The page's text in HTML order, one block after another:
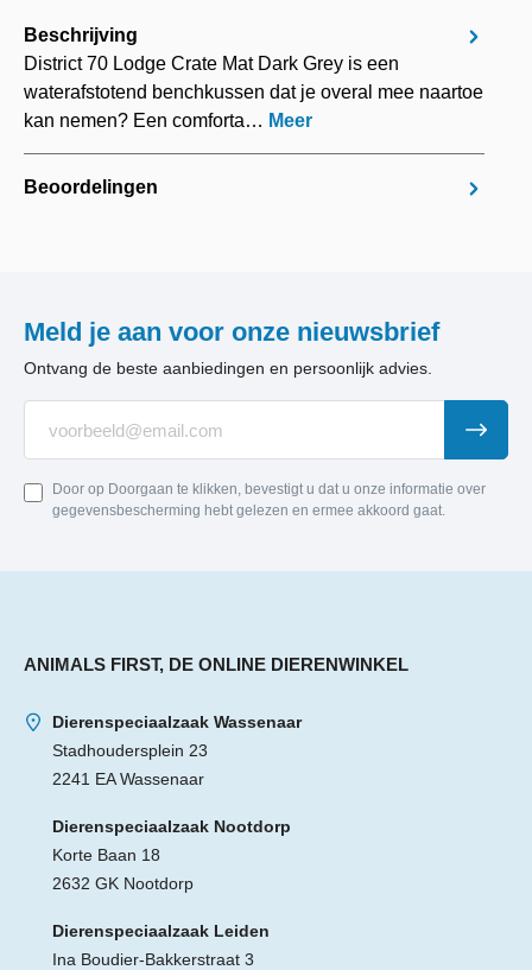
Beschrijving
District 70 Lodge Crate Mat Dark Grey is een
waterafstotend benchkussen dat je overal mee naartoe
kan nemen? Een comforta… Meer
Beoordelingen
Meld je aan voor onze nieuwsbrief
Ontvang de beste aanbiedingen en persoonlijk advies.
Door op Doorgaan te klikken, bevestigt u dat u onze informatie over
gegevensbescherming hebt gelezen en ermee akkoord gaat.
ANIMALS FIRST, DE ONLINE DIERENWINKEL
Dierenspeciaalzaak Wassenaar
Stadhoudersplein 23
2241 EA Wassenaar
Dierenspeciaalzaak Nootdorp
Korte Baan 18
2632 GK Nootdorp
Dierenspeciaalzaak Leiden
Ina Boudier-Bakkerstraat 3